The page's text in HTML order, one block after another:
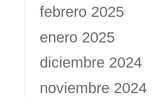
febrero 2025
enero 2025
diciembre 2024
noviembre 2024